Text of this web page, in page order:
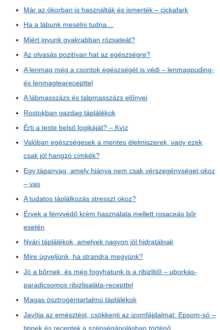
Már az ókorban is használták és ismerték – cickafark
Ha a lábunk mesélni tudna…
Miért igyunk gyakrabban rózsateát?
Az olvasás pozitívan hat az egészségre?
A lenmag még a csontok egészségét is védi – lenmagpuding-
és lenmagtearecepttel
A lábmasszázs és talpmasszázs előnyei
Rostokban gazdag táplálékok
Érti a teste belső logikáját? – Kvíz
Valóban egészségesek a mentes élelmiszerek, vagy ezek
csak jól hangzó címkék?
Egy tápanyag, amely hiánya nem csak vérszegénységet okoz
– vas
A tudatos táplálkozás stresszt okoz?
Érvek a fényvédő krém használata mellett rosaceás bőr
esetén
Nyári táplálékok, amelyek nagyon jól hidratálnak
Mire ügyeljünk, ha strandra megyünk?
Jó a bőrnek, és még fogyhatunk is a ribizlitől – uborkás-
paradicsomos ribizlisaláta-recepttel
Magas ösztrogéntartalmú táplálékok
Javítja az emésztést, csökkenti az izomfájdalmat: Epsom-só –
tippek és receptek a szépségápolásban történő